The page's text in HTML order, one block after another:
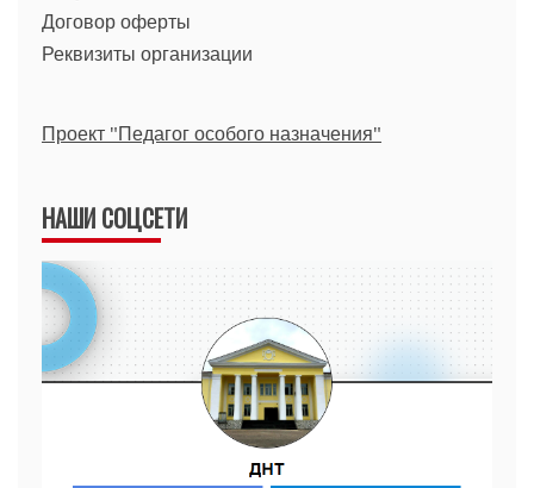
Договор оферты
Реквизиты организации
Проект "Педагог особого назначения"
НАШИ СОЦСЕТИ